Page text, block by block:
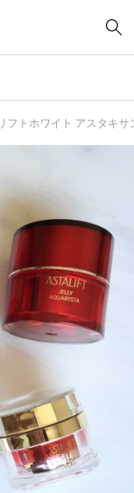
フトホワイト アスタキ